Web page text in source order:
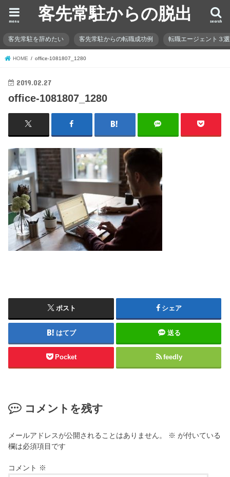
客先常駐からの脱出 search
menu
客先常駐を辞めたい 客先常駐からの転職成功例 転職エージェント３
HOME office-1081807_1280
2019.02.27
office-1081807_1280
ポスト シェア
はてブ 送る
Pocket feedly
コメントを残す
メールアドレスが公開されることはありません。 ※ が付いている
欄は必須項目です
コメント ※